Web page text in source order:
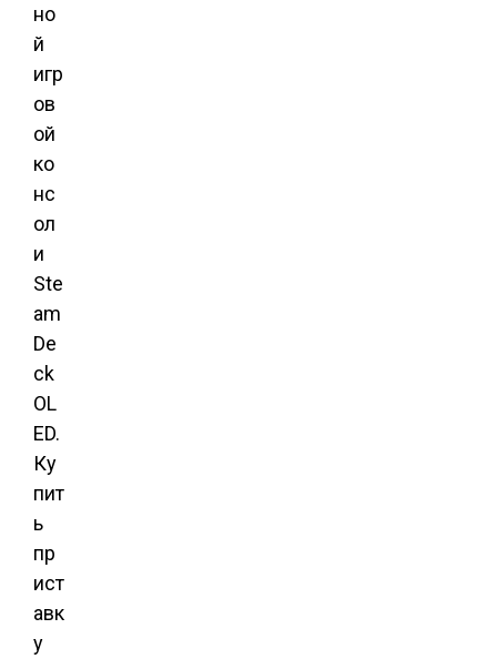
но
й
игр
ов
ой
ко
нс
ол
и
Ste
am
De
ck
OL
ED.
Ку
пит
ь
пр
ист
авк
у